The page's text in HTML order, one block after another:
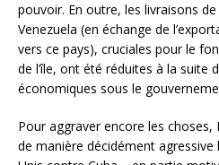
pouvoir. En outre, les livraisons
Venezuela (en échange de
vers ce pays), cruciales pour le
de l’île, ont été réduites à la suite
économiques sous le
Pour aggraver encore les
de manière décidément